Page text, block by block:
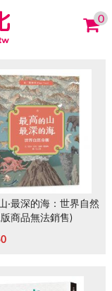
0
‧最深的海：世界自然
商品無法銷售)